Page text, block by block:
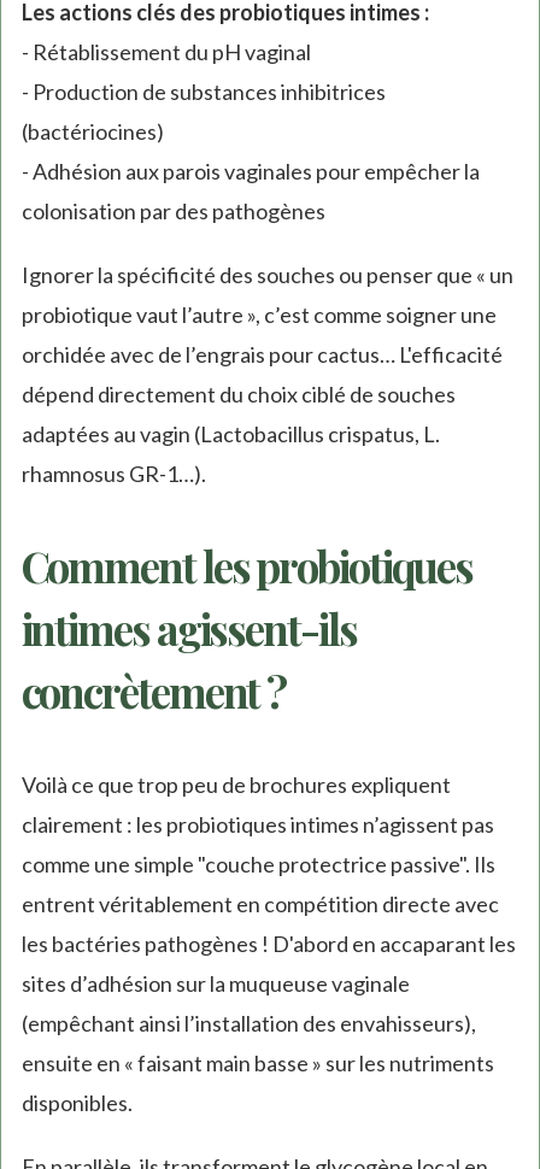
Les actions clés des probiotiques intimes :
- Rétablissement du pH vaginal
- Production de substances inhibitrices
(bactériocines)
- Adhésion aux parois vaginales pour empêcher la
colonisation par des pathogènes
Ignorer la spécificité des souches ou penser que « un
probiotique vaut l’autre », c’est comme soigner une
orchidée avec de l’engrais pour cactus… L'efficacité
dépend directement du choix ciblé de souches
adaptées au vagin (Lactobacillus crispatus, L.
rhamnosus GR-1…).
Comment les probiotiques
intimes agissent-ils
concrètement ?
Voilà ce que trop peu de brochures expliquent
clairement : les probiotiques intimes n’agissent pas
comme une simple "couche protectrice passive". Ils
entrent véritablement en compétition directe avec
les bactéries pathogènes ! D'abord en accaparant les
sites d’adhésion sur la muqueuse vaginale
(empêchant ainsi l’installation des envahisseurs),
ensuite en « faisant main basse » sur les nutriments
disponibles.